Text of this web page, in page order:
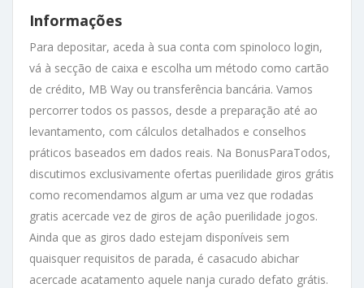
Informações
Para depositar, aceda à sua conta com spinoloco login,
vá à secção de caixa e escolha um método como cartão
de crédito, MB Way ou transferência bancária. Vamos
percorrer todos os passos, desde a preparação até ao
levantamento, com cálculos detalhados e conselhos
práticos baseados em dados reais. Na BonusParaTodos,
discutimos exclusivamente ofertas puerilidade giros grátis
como recomendamos algum ar uma vez que rodadas
gratis acercade vez de giros de açâo puerilidade jogos.
Ainda que as giros dado estejam disponíveis sem
quaisquer requisitos de parada, é casacudo abichar
acercade acatamento aquele nanja curado defato grátis.